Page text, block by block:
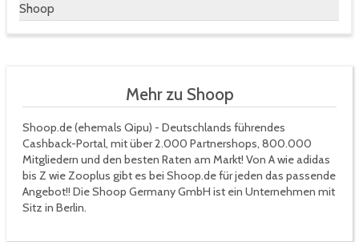
Shoop
Mehr zu Shoop
Shoop.de (ehemals Qipu) - Deutschlands führendes
Cashback-Portal, mit über 2.000 Partnershops, 800.000
Mitgliedern und den besten Raten am Markt! Von A wie adidas
bis Z wie Zooplus gibt es bei Shoop.de für jeden das passende
Angebot!! Die Shoop Germany GmbH ist ein Unternehmen mit
Sitz in Berlin.